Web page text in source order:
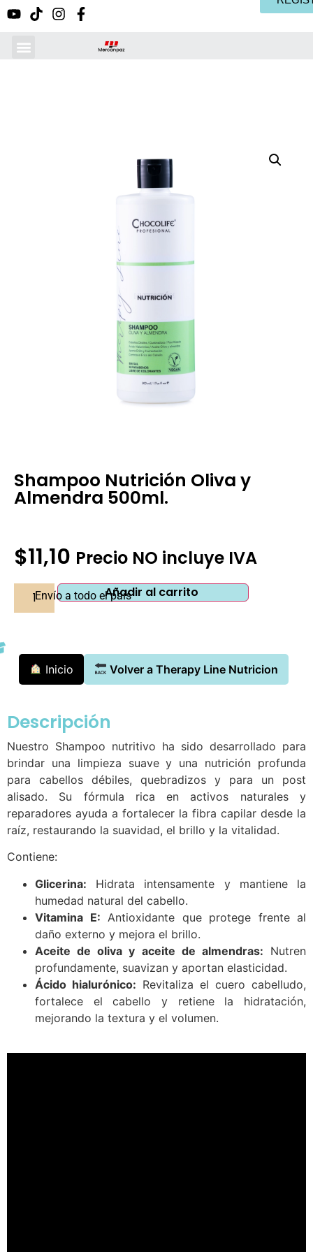
Shampoo Nutrición Oliva y
Almendra 500ml.
$11,10 Precio NO incluye IVA
Añadir al carrito
Envío a todo el país
Inicio Volver a Therapy Line Nutricion
Descripción
Nuestro Shampoo nutritivo ha sido desarrollado para
brindar una limpieza suave y una nutrición profunda
para cabellos débiles, quebradizos y para un post
alisado. Su fórmula rica en activos naturales y
reparadores ayuda a fortalecer la fibra capilar desde la
raíz, restaurando la suavidad, el brillo y la vitalidad.
Contiene:
Glicerina: Hidrata intensamente y mantiene la
humedad natural del cabello.
Vitamina E: Antioxidante que protege frente al
daño externo y mejora el brillo.
Aceite de oliva y aceite de almendras: Nutren
profundamente, suavizan y aportan elasticidad.
Ácido hialurónico: Revitaliza el cuero cabelludo,
fortalece el cabello y retiene la hidratación,
mejorando la textura y el volumen.